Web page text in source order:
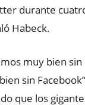
durante
Habeck.
muy bien
sin
que los